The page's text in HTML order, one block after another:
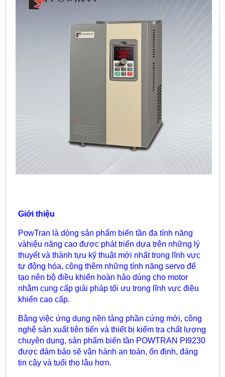
Giới thiệu
PowTran là dòng sản phẩm biến tần đa tính năng
vàhiệu năng cao được phát triển dựa trên những lý
thuyết và thành tựu kỹ thuật mới nhất trong lĩnh vực
tự động hóa, cộng thêm những tính năng servo để
tạo nên bộ điều khiển hoàn hảo dùng cho motor
nhằm cung cấp giải pháp tối ưu trong lĩnh vực điều
khiển cao cấp.
Bằng việc ứng dụng nền tảng phần cứng mới, công
nghệ sản xuất tiên tiến và thiết bị kiểm tra chất lượng
chuyên dụng, sản phẩm biến tần POWTRAN PI9230
được đảm bảo sẽ vận hành an toàn, ổn định, đáng
tin cậy và tuổi thọ lâu hơn.